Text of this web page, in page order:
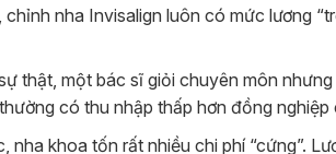
nha Invisalign luôn có mức lương
thật, một bác sĩ giỏi chuyên môn
có thu nhập thấp hơn đồng
nha khoa tốn rất nhiều chi phí “cứng”.